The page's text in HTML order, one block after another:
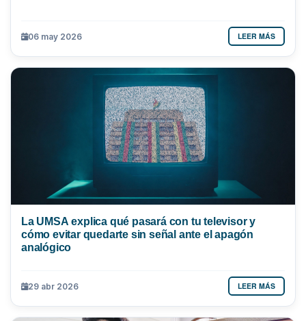
06 may 2026 LEER MÁS
La UMSA explica qué pasará con tu televisor y
cómo evitar quedarte sin señal ante el apagón
analógico
29 abr 2026 LEER MÁS